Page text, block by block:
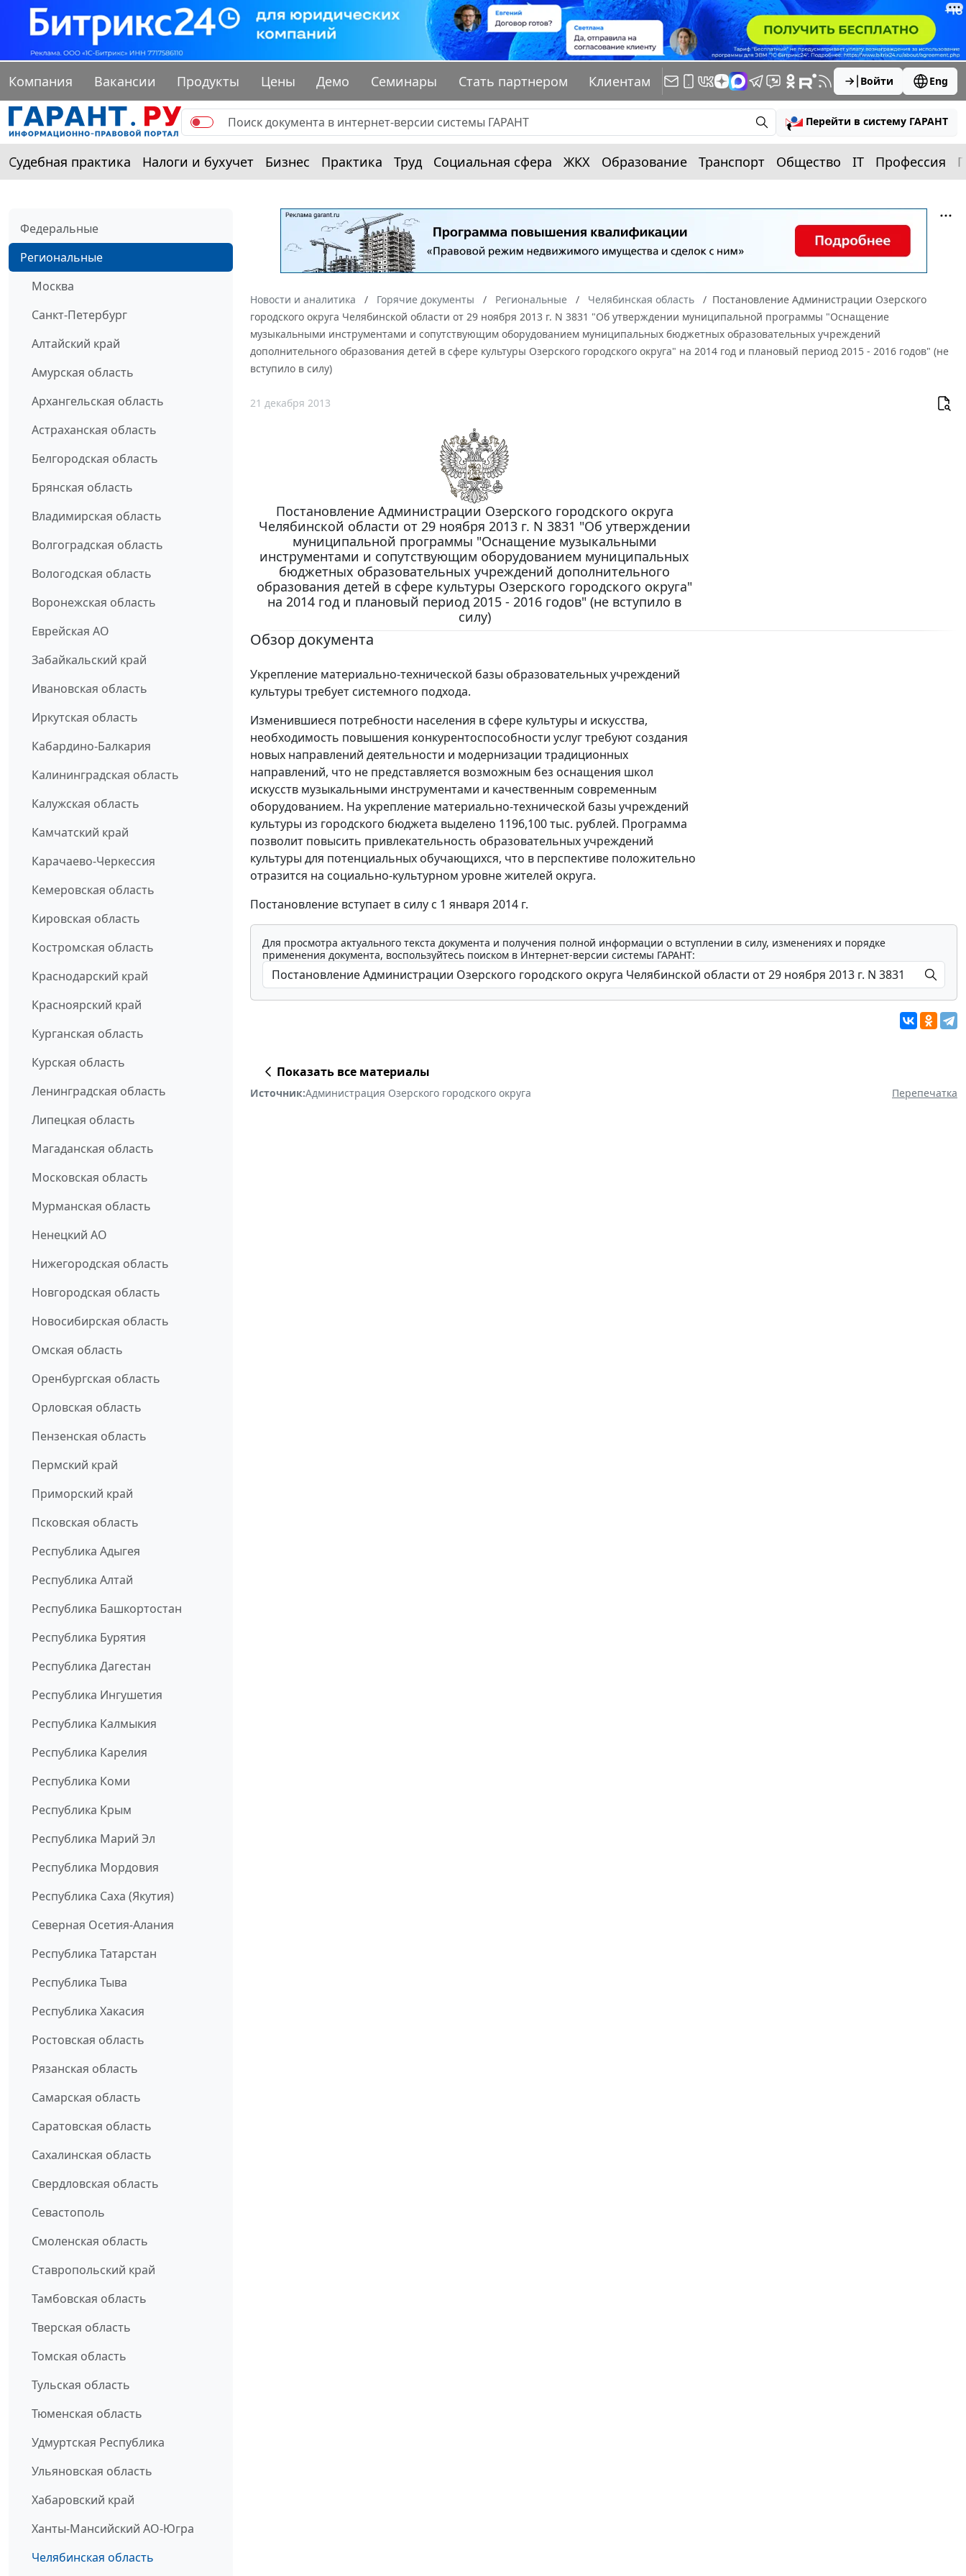
Компания Вакансии Продукты Цены Демо Семинары Стать партнером Клиентам Войти Eng
Перейти в систему ГАРАНТ
Судебная практика Налоги и бухучет Бизнес Практика Труд Социальная сфера ЖКХ Образование Транспорт Общество IT Профессия
Федеральные
Региональные
Москва
Санкт-Петербург
Алтайский край
Амурская область
Архангельская область
Астраханская область
Белгородская область
Брянская область
Владимирская область
Волгоградская область
Вологодская область
Воронежская область
Еврейская АО
Забайкальский край
Ивановская область
Иркутская область
Кабардино-Балкария
Калининградская область
Калужская область
Камчатский край
Карачаево-Черкессия
Кемеровская область
Кировская область
Костромская область
Краснодарский край
Красноярский край
Курганская область
Курская область
Ленинградская область
Липецкая область
Магаданская область
Московская область
Мурманская область
Ненецкий АО
Нижегородская область
Новгородская область
Новосибирская область
Омская область
Оренбургская область
Орловская область
Пензенская область
Пермский край
Приморский край
Псковская область
Республика Адыгея
Республика Алтай
Республика Башкортостан
Республика Бурятия
Республика Дагестан
Республика Ингушетия
Республика Калмыкия
Республика Карелия
Республика Коми
Республика Крым
Республика Марий Эл
Республика Мордовия
Республика Саха (Якутия)
Северная Осетия-Алания
Республика Татарстан
Республика Тыва
Республика Хакасия
Ростовская область
Рязанская область
Самарская область
Саратовская область
Сахалинская область
Свердловская область
Севастополь
Смоленская область
Ставропольский край
Тамбовская область
Тверская область
Томская область
Тульская область
Тюменская область
Удмуртская Республика
Ульяновская область
Хабаровский край
Ханты-Мансийский АО-Югра
Челябинская область
Новости и аналитика Горячие документы Региональные Челябинская область
Постановление Администрации Озерского
городского округа Челябинской области от 29 ноября 2013 г. N 3831 "Об утверждении муниципальной программы "Оснащение
музыкальными инструментами и сопутствующим оборудованием муниципальных бюджетных образовательных учреждений
дополнительного образования детей в сфере культуры Озерского городского округа" на 2014 год и плановый период 2015 - 2016 годов" (не
вступило в силу)
21 декабря 2013
Постановление Администрации Озерского городского округа
Челябинской области от 29 ноября 2013 г. N 3831 "Об утверждении
муниципальной программы "Оснащение музыкальными
инструментами и сопутствующим оборудованием муниципальных
бюджетных образовательных учреждений дополнительного
образования детей в сфере культуры Озерского городского округа"
на 2014 год и плановый период 2015 - 2016 годов" (не вступило в
силу)
Обзор документа
Укрепление материально-технической базы образовательных учреждений
культуры требует системного подхода.
Изменившиеся потребности населения в сфере культуры и искусства,
необходимость повышения конкурентоспособности услуг требуют создания
новых направлений деятельности и модернизации традиционных
направлений, что не представляется возможным без оснащения школ
искусств музыкальными инструментами и качественным современным
оборудованием. На укрепление материально-технической базы учреждений
культуры из городского бюджета выделено 1196,100 тыс. рублей. Программа
позволит повысить привлекательность образовательных учреждений
культуры для потенциальных обучающихся, что в перспективе положительно
отразится на социально-культурном уровне жителей округа.
Постановление вступает в силу с 1 января 2014 г.
Для просмотра актуального текста документа и получения полной информации о вступлении в силу, изменениях и порядке
применения документа, воспользуйтесь поиском в Интернет-версии системы ГАРАНТ:
Показать все материалы
Источник:Администрация Озерского городского округа Перепечатка